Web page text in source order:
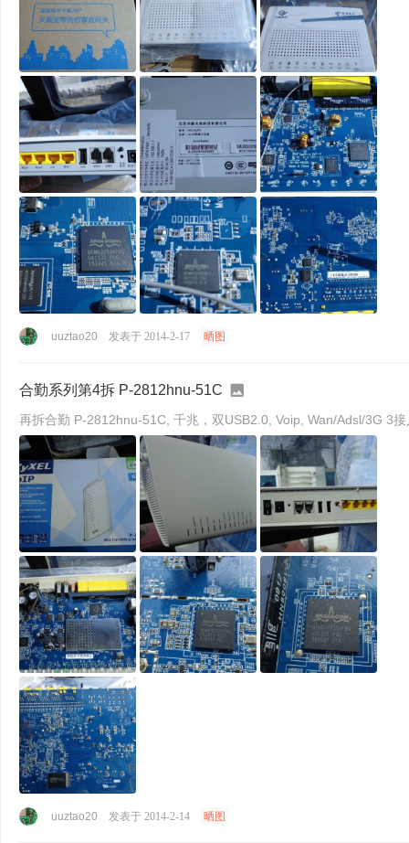
uuztao20 发表于 2014-2-17 晒图
合勤系列第4拆 P-2812hnu-51C
再拆合勤 P-2812hnu-51C, 千兆
uuztao20 发表于 2014-2-14 晒图